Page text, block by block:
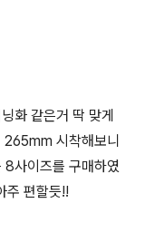
화 같은거 딱 맞게
시착해보니
사이즈를 구매하였
주 편할듯!!